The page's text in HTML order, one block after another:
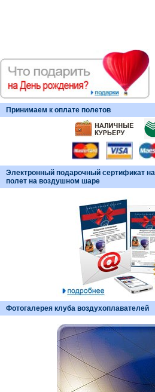
Принимаем к оплате полетов
Электронный подарочный сертификат на
полет на воздушном шаре
Фотогалерея клуба воздухоплавателей